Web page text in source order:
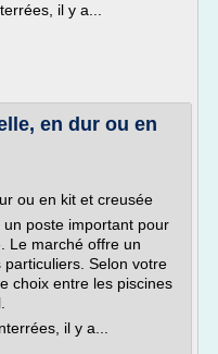
il y a...
en dur ou en
ou en kit et creusée
poste important pour
Le marché offre un
Selon votre
choix entre les piscines
il y a...